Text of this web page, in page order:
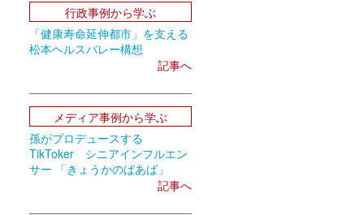
行政事例から学ぶ
「健康寿命延伸都市」を支える
松本ヘルスバレー構想
記事へ
メディア事例から学ぶ
孫がプロデュースする
TikToker シニアインフルエン
サー 「きょうかのばあば」
記事へ